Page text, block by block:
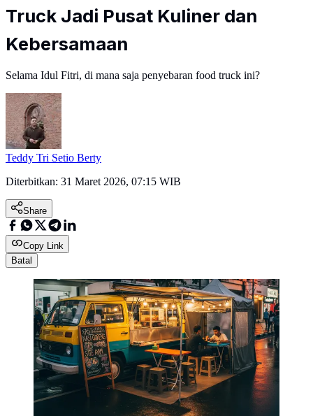
Truck Jadi Pusat Kuliner dan
Kebersamaan
Selama Idul Fitri, di mana saja penyebaran food truck ini?
Teddy Tri Setio Berty
Diterbitkan: 31 Maret 2026, 07:15 WIB
Share
Copy Link
Batal